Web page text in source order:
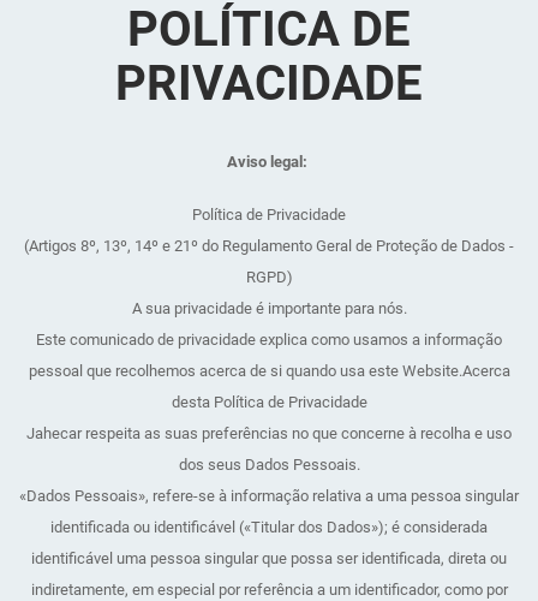
POLÍTICA DE
PRIVACIDADE
Aviso legal:
Política de Privacidade
(Artigos 8º, 13º, 14º e 21º do Regulamento Geral de Proteção de Dados -
RGPD)
A sua privacidade é importante para nós.
Este comunicado de privacidade explica como usamos a informação
pessoal que recolhemos acerca de si quando usa este Website.Acerca
desta Política de Privacidade
Jahecar respeita as suas preferências no que concerne à recolha e uso
dos seus Dados Pessoais.
«Dados Pessoais», refere-se à informação relativa a uma pessoa singular
identificada ou identificável («Titular dos Dados»); é considerada
identificável uma pessoa singular que possa ser identificada, direta ou
indiretamente, em especial por referência a um identificador, como por